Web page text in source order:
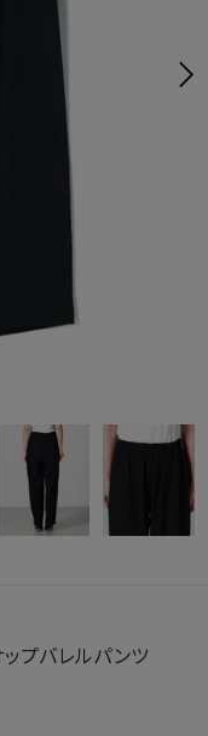
ップバレルパンツ